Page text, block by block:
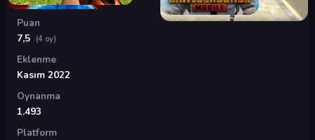
Puan
7,5 (4 oy)
Eklenme
Kasım 2022
Oynanma
1.493
Platform